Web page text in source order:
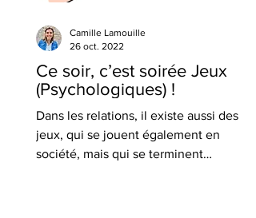
Ce soir, c’est soirée Jeux
(Psychologiques) !
Dans les relations, il existe aussi des
jeux, qui se jouent également en
société, mais qui se terminent
Camille Lamouille
26 oct. 2022